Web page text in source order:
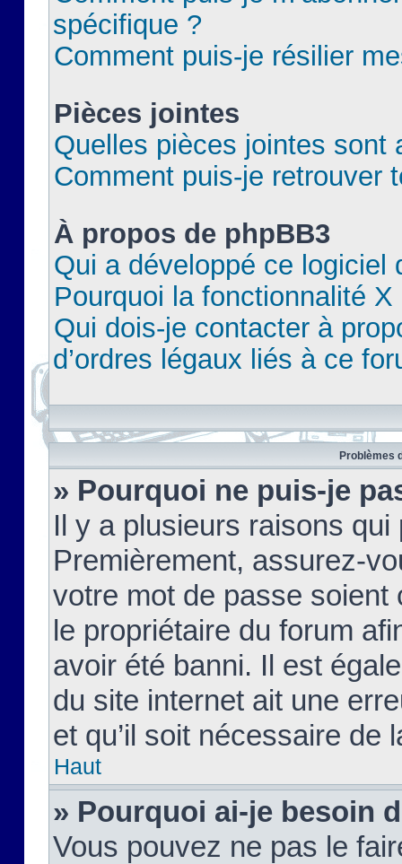
spécifique ?
Comment puis-je résilier
Pièces jointes
Quelles pièces jointes sont
Comment puis-je retrouver
À propos de phpBB3
Qui a développé ce logiciel
Pourquoi la fonctionnalité X
Qui dois-je contacter à
d’ordres légaux liés à ce
Problèmes
» Pourquoi ne puis-je
Il y a plusieurs raisons
Premièrement, assurez-
votre mot de passe soient
le propriétaire du forum
avoir été banni. Il est
du site internet ait une
et qu’il soit nécessaire de
Haut
» Pourquoi ai-je besoin
Vous pouvez ne pas le